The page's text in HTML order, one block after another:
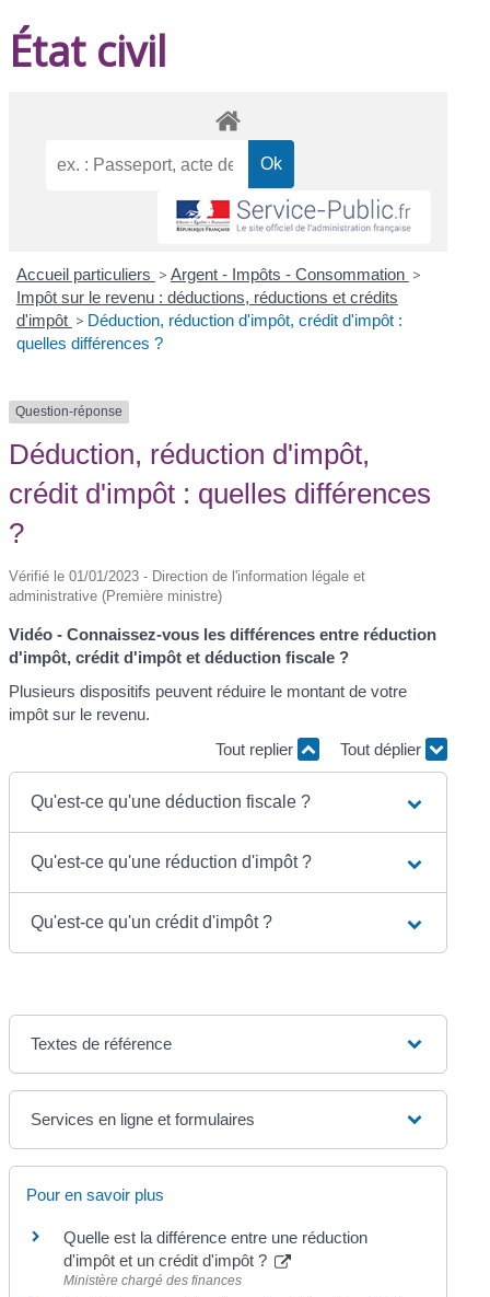
État civil
Accueil particuliers > Argent - Impôts - Consommation >
Impôt sur le revenu : déductions, réductions et crédits
d'impôt > Déduction, réduction d'impôt, crédit d'impôt :
quelles différences ?
Question-réponse
Déduction, réduction d'impôt,
crédit d'impôt : quelles différences
?
Vérifié le 01/01/2023 - Direction de l'information légale et
administrative (Première ministre)
Vidéo - Connaissez-vous les différences entre réduction
d'impôt, crédit d'impôt et déduction fiscale ?
Plusieurs dispositifs peuvent réduire le montant de votre
impôt sur le revenu.
Tout replier
Tout déplier
Qu'est-ce qu'une déduction fiscale ?
Qu'est-ce qu'une réduction d'impôt ?
Qu'est-ce qu'un crédit d'impôt ?
Textes de référence
Services en ligne et formulaires
Pour en savoir plus
Quelle est la différence entre une réduction
d'impôt et un crédit d'impôt ?
Ministère chargé des finances